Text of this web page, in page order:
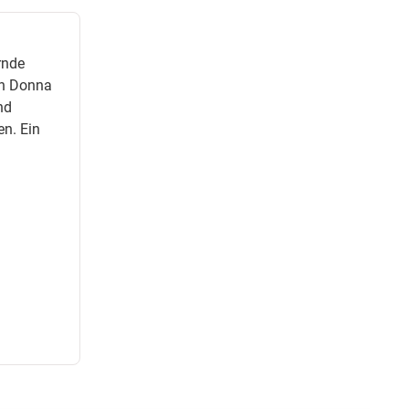
Donna
Ein